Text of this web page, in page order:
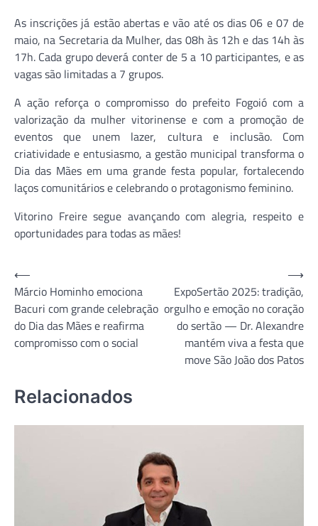
As inscrições já estão abertas e vão até os dias 06 e 07 de
maio, na Secretaria da Mulher, das 08h às 12h e das 14h às
17h. Cada grupo deverá conter de 5 a 10 participantes, e as
vagas são limitadas a 7 grupos.
A ação reforça o compromisso do prefeito Fogoió com a
valorização da mulher vitorinense e com a promoção de
eventos que unem lazer, cultura e inclusão. Com
criatividade e entusiasmo, a gestão municipal transforma o
Dia das Mães em uma grande festa popular, fortalecendo
laços comunitários e celebrando o protagonismo feminino.
Vitorino Freire segue avançando com alegria, respeito e
oportunidades para todas as mães!
Navegação
de
Post
⟵
Márcio Hominho emociona
Bacuri com grande celebração
do Dia das Mães e reafirma
compromisso com o social
ExpoSertão 2025: tradição,
orgulho e emoção no coração
do sertão — Dr. Alexandre
mantém viva a festa que
move São João dos Patos
⟶
Relacionados